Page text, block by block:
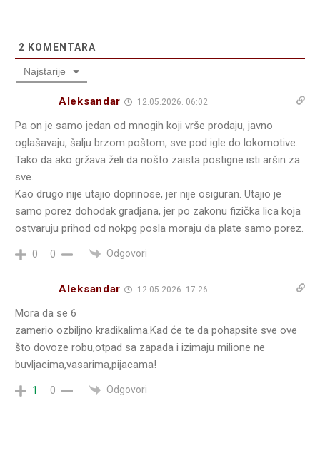
2 KOMENTARA
Najstarije
Aleksandar 12.05.2026. 06:02
Pa on je samo jedan od mnogih koji vrše prodaju, javno
oglašavaju, šalju brzom poštom, sve pod igle do lokomotive.
Tako da ako gržava želi da nošto zaista postigne isti aršin za
sve.
Kao drugo nije utajio doprinose, jer nije osiguran. Utajio je
samo porez dohodak gradjana, jer po zakonu fizička lica koja
ostvaruju prihod od nokpg posla moraju da plate samo porez.
0 0 Odgovori
Aleksandar 12.05.2026. 17:26
Mora da se 6
zamerio ozbiljno kradikalima.Kad će te da pohapsite sve ove
što dovoze robu,otpad sa zapada i izimaju milione ne
buvljacima,vasarima,pijacama!
1 0 Odgovori